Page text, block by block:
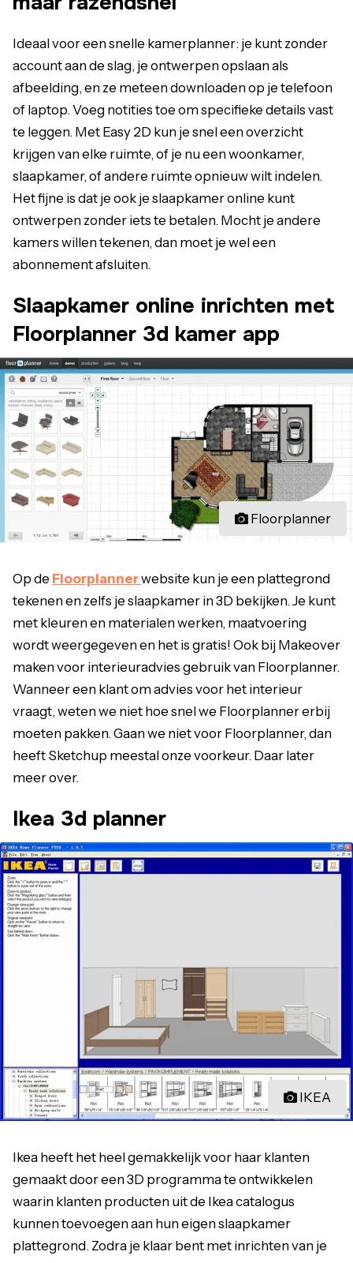
Ideaal voor een snelle kamerplanner: je kunt zonder
account aan de slag, je ontwerpen opslaan als
afbeelding, en ze meteen downloaden op je telefoon
of laptop. Voeg notities toe om specifieke details vast
te leggen. Met Easy 2D kun je snel een overzicht
krijgen van elke ruimte, of je nu een woonkamer,
slaapkamer, of andere ruimte opnieuw wilt indelen.
Het fijne is dat je ook je slaapkamer online kunt
ontwerpen zonder iets te betalen. Mocht je andere
kamers willen tekenen, dan moet je wel een
abonnement afsluiten.
Slaapkamer online inrichten met
Floorplanner 3d kamer app
Floorplanner
Op de Floorplannerwebsite kun je een plattegrond
tekenen en zelfs je slaapkamer in 3D bekijken. Je kunt
met kleuren en materialen werken, maatvoering
wordt weergegeven en het is gratis! Ook bij Makeover
maken voor interieuradvies gebruik van Floorplanner.
Wanneer een klant om advies voor het interieur
vraagt, weten we niet hoe snel we Floorplanner erbij
moeten pakken. Gaan we niet voor Floorplanner, dan
heeft Sketchup meestal onze voorkeur. Daar later
meer over.
Ikea 3d planner
IKEA
Ikea heeft het heel gemakkelijk voor haar klanten
gemaakt door een 3D programma te ontwikkelen
waarin klanten producten uit de Ikea catalogus
kunnen toevoegen aan hun eigen slaapkamer
plattegrond. Zodra je klaar bent met inrichten van je